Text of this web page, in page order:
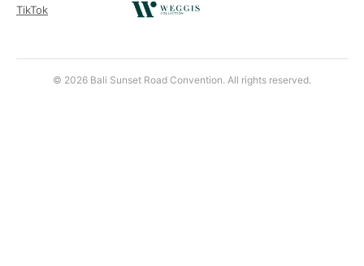
TikTok
© 2026 Bali Sunset Road Convention. All rights reserved.